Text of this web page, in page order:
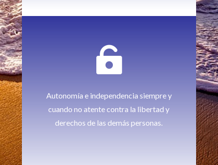

Autonomía e independencia siempre y
cuando no atente contra la libertad y
derechos de las demás personas.